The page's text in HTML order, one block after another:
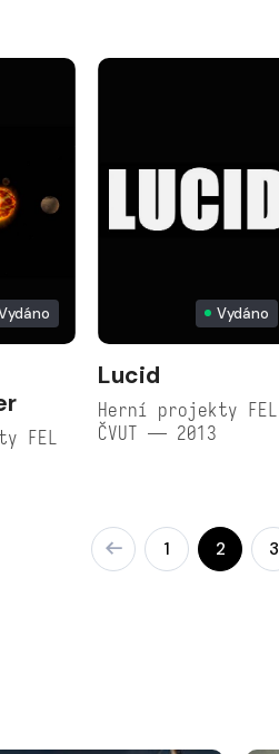
FEL
Vydáno
Lucid
Herní projekty FEL
ČVUT — 2013
1 2 3